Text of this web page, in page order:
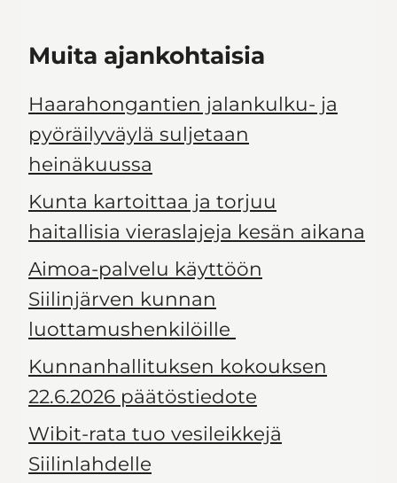
Muita ajankohtaisia
Haarahongantien jalankulku- ja
pyöräilyväylä suljetaan
heinäkuussa
Kunta kartoittaa ja torjuu
haitallisia vieraslajeja kesän aikana
Aimoa-palvelu käyttöön
Siilinjärven kunnan
luottamushenkilöille
Kunnanhallituksen kokouksen
22.6.2026 päätöstiedote
Wibit-rata tuo vesileikkejä
Siilinlahdelle